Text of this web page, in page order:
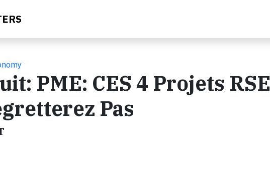
PME: CES 4 Projets RSE
Pas